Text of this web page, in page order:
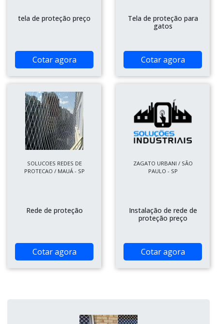
tela de proteção preço
Cotar agora
Tela de proteção para
gatos
Cotar agora
SOLUCOES REDES DE
PROTECAO / MAUÁ - SP
Rede de proteção
Cotar agora
ZAGATO URBANI / SÃO
PAULO - SP
Instalação de rede de
proteção preço
Cotar agora